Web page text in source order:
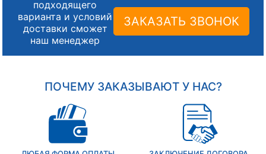
подходящего
варианта и условий
доставки сможет
наш менеджер
ЗАКАЗАТЬ ЗВОНОК
ПОЧЕМУ ЗАКАЗЫВАЮТ У НАС?